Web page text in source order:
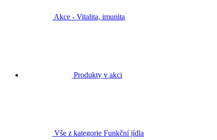
Akce - Vitalita, imunita
Produkty v akci
Vše z kategorie Funkční jídla